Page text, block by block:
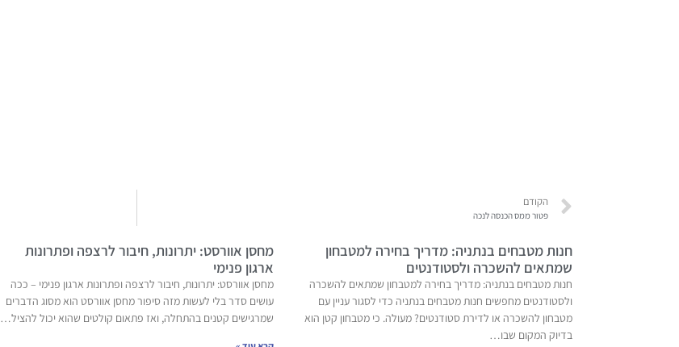
הקודם
פטור ממס הכנסה לנכה
חנות מטבחים בנתניה: מדריך בחירה למטבחון
שמתאים להשכרה ולסטודנטים
חנות מטבחים בנתניה: מדריך בחירה למטבחון שמתאים להשכרה
ולסטודנטים מחפשים חנות מטבחים בנתניה כדי לסגור עניין עם
מטבחון להשכרה או לדירת סטודנטים? מעולה. כי מטבחון קטן הוא
בדיוק המקום שבו…
מחסן אוורסט: יתרונות, חיבור לרצפה ופתרונות
ארגון פנימי
מחסן אוורסט: יתרונות, חיבור לרצפה ופתרונות ארגון פנימי – ככה
עושים סדר בלי לעשות מזה סיפור מחסן אוורסט הוא מסוג הדברים
שמרגישים קטנים בהתחלה, ואז פתאום קולטים שהוא יכול להציל…